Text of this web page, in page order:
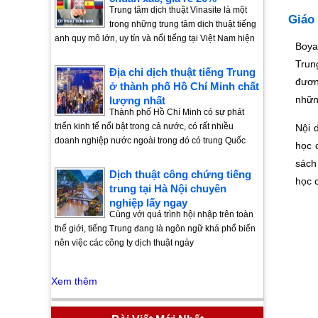
Giáo
Nội
học
học
Trung tâm dịch thuật Vinasite là một
trong những trung tâm dịch thuật tiếng
anh quy mô lớn, uy tín và nổi tiếng tại Việt Nam hiện
Địa chỉ dịch thuật tiếng Trung
ở thành phố Hồ Chí Minh chất
lượng nhất
Thành phố Hồ Chí Minh có sự phát
triển kinh tế nổi bật trong cả nước, có rất nhiều
doanh nghiệp nước ngoài trong đó có trung Quốc
Dịch thuật công chứng tiếng
trung tại Hà Nội chuyên
nghiệp lấy ngay
Cùng với quá trình hội nhập trên toàn
thế giới, tiếng Trung đang là ngôn ngữ khá phổ biến
nên việc các công ty dịch thuật ngày
Xem thêm